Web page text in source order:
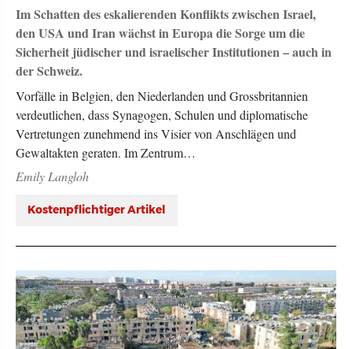
Im Schatten des eskalierenden Konflikts zwischen Israel,
den USA und Iran wächst in Europa die Sorge um die
Sicherheit jüdischer und israelischer Institutionen – auch in
der Schweiz.
Vorfälle in Belgien, den Niederlanden und Grossbritannien
verdeutlichen, dass Synagogen, Schulen und diplomatische
Vertretungen zunehmend ins Visier von Anschlägen und
Gewaltakten geraten. Im Zentrum…
Emily Langloh
Kostenpflichtiger Artikel